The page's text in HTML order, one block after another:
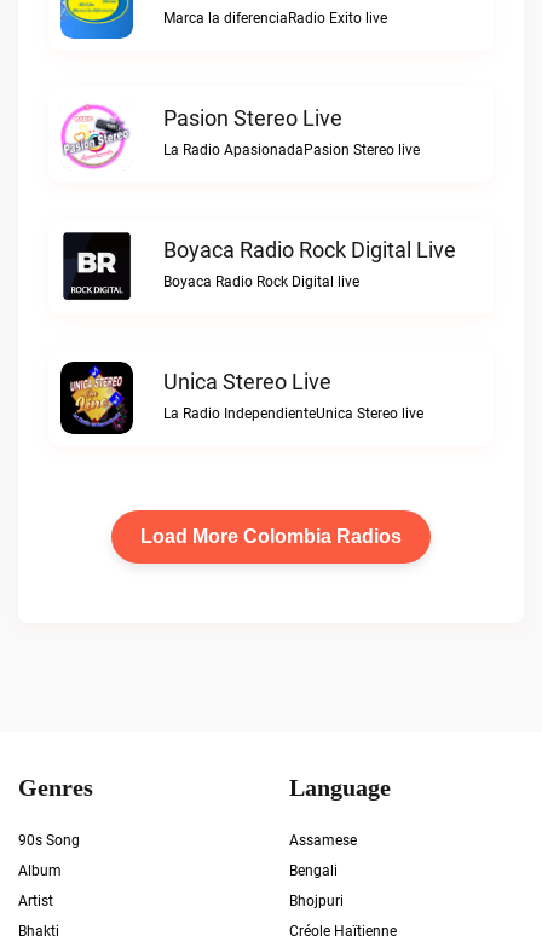
Marca la diferenciaRadio Exito live
Pasion Stereo Live
La Radio ApasionadaPasion Stereo live
Boyaca Radio Rock Digital Live
Boyaca Radio Rock Digital live
Unica Stereo Live
La Radio IndependienteUnica Stereo live
Load More Colombia Radios
Genres
90s Song
Album
Artist
Bhakti
Language
Assamese
Bengali
Bhojpuri
Créole Haïtienne